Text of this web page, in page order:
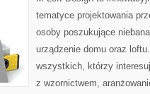
tematyce projektowania
osoby poszukujące
urządzenie domu oraz
wszystkich, którzy
z wzornictwem,